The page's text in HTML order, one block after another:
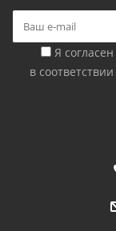
Я согласен
в соответствии